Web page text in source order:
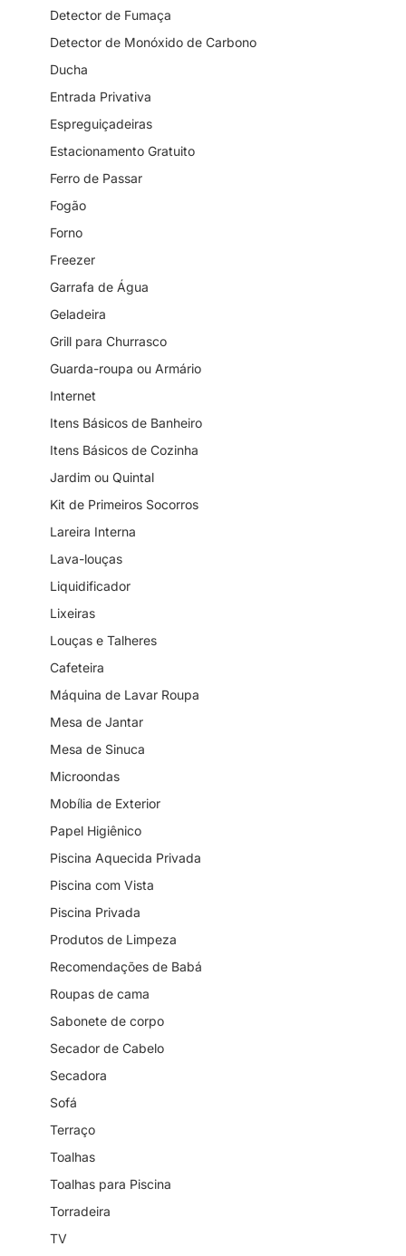
Detector de Fumaça
Detector de Monóxido de Carbono
Ducha
Entrada Privativa
Espreguiçadeiras
Estacionamento Gratuito
Ferro de Passar
Fogão
Forno
Freezer
Garrafa de Água
Geladeira
Grill para Churrasco
Guarda-roupa ou Armário
Internet
Itens Básicos de Banheiro
Itens Básicos de Cozinha
Jardim ou Quintal
Kit de Primeiros Socorros
Lareira Interna
Lava-louças
Liquidificador
Lixeiras
Louças e Talheres
Cafeteira
Máquina de Lavar Roupa
Mesa de Jantar
Mesa de Sinuca
Microondas
Mobília de Exterior
Papel Higiênico
Piscina Aquecida Privada
Piscina com Vista
Piscina Privada
Produtos de Limpeza
Recomendações de Babá
Roupas de cama
Sabonete de corpo
Secador de Cabelo
Secadora
Sofá
Terraço
Toalhas
Toalhas para Piscina
Torradeira
TV